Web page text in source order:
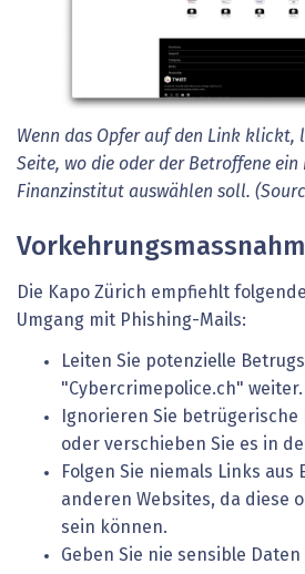
Wenn das Opfer auf den Link klickt,
Seite, wo die oder der Betroffene
Finanzinstitut auswählen soll.
Die Kapo Zürich empfiehlt
Umgang mit Phishing-Mails:
Leiten Sie potenzielle
"Cybercrimepolice.ch" weiter.
Ignorieren Sie betrügerische
oder verschieben Sie es in
Folgen Sie niemals Links aus
anderen Websites, da diese
sein können.
Geben Sie nie sensible